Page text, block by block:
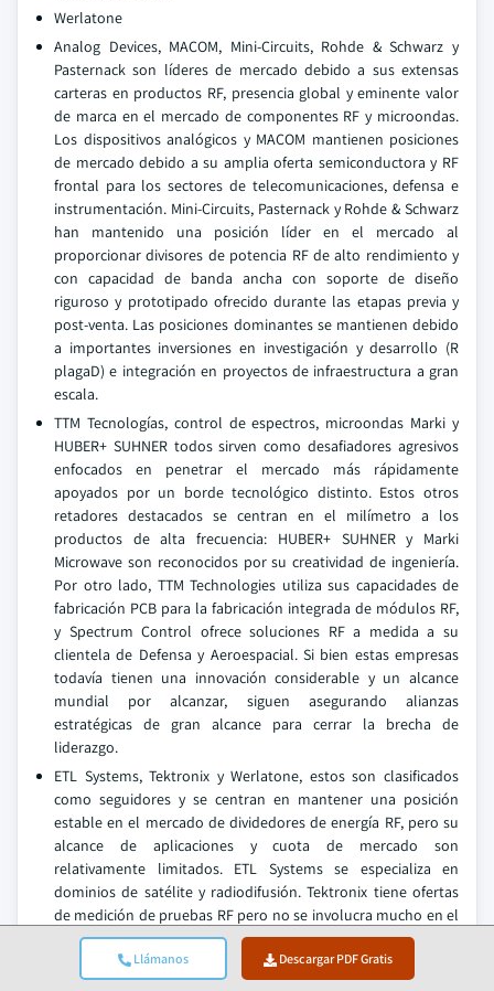
Llámanos Descargar PDF Gratis
Werlatone
Analog Devices, MACOM, Mini-Circuits, Rohde & Schwarz y
Pasternack son líderes de mercado debido a sus extensas
carteras en productos RF, presencia global y eminente valor
de marca en el mercado de componentes RF y microondas.
Los dispositivos analógicos y MACOM mantienen posiciones
de mercado debido a su amplia oferta semiconductora y RF
frontal para los sectores de telecomunicaciones, defensa e
instrumentación. Mini-Circuits, Pasternack y Rohde & Schwarz
han mantenido una posición líder en el mercado al
proporcionar divisores de potencia RF de alto rendimiento y
con capacidad de banda ancha con soporte de diseño
riguroso y prototipado ofrecido durante las etapas previa y
post-venta. Las posiciones dominantes se mantienen debido
a importantes inversiones en investigación y desarrollo (R
plagaD) e integración en proyectos de infraestructura a gran
escala.
TTM Tecnologías, control de espectros, microondas Marki y
HUBER+ SUHNER todos sirven como desafiadores agresivos
enfocados en penetrar el mercado más rápidamente
apoyados por un borde tecnológico distinto. Estos otros
retadores destacados se centran en el milímetro a los
productos de alta frecuencia: HUBER+ SUHNER y Marki
Microwave son reconocidos por su creatividad de ingeniería.
Por otro lado, TTM Technologies utiliza sus capacidades de
fabricación PCB para la fabricación integrada de módulos RF,
y Spectrum Control ofrece soluciones RF a medida a su
clientela de Defensa y Aeroespacial. Si bien estas empresas
todavía tienen una innovación considerable y un alcance
mundial por alcanzar, siguen asegurando alianzas
estratégicas de gran alcance para cerrar la brecha de
liderazgo.
ETL Systems, Tektronix y Werlatone, estos son clasificados
como seguidores y se centran en mantener una posición
estable en el mercado de dividedores de energía RF, pero su
alcance de aplicaciones y cuota de mercado son
relativamente limitados. ETL Systems se especializa en
dominios de satélite y radiodifusión. Tektronix tiene ofertas
de medición de pruebas RF pero no se involucra mucho en el
suministro de componentes a gran escala. Estas empresas
sirven nicho y bases de clientes especializadas.